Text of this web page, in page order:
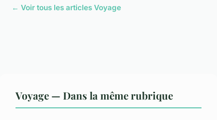
← Voir tous les articles Voyage
Voyage — Dans la même rubrique